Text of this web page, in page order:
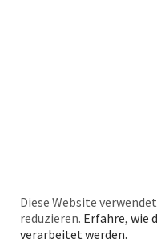
Diese Website
reduzieren. Erfahre, wie
verarbeitet werden.